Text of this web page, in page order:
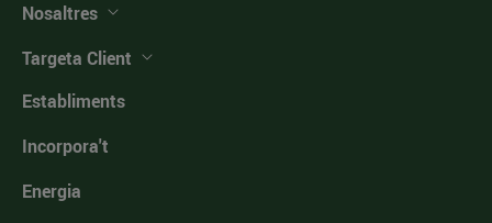
Nosaltres
Targeta Client
Establiments
Incorpora't
Energia